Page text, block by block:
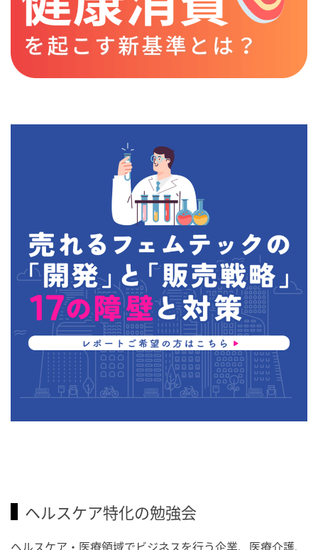
ヘルスケア特化の勉強会
ヘルスケア・医療領域でビジネスを行う企業、医療介護、